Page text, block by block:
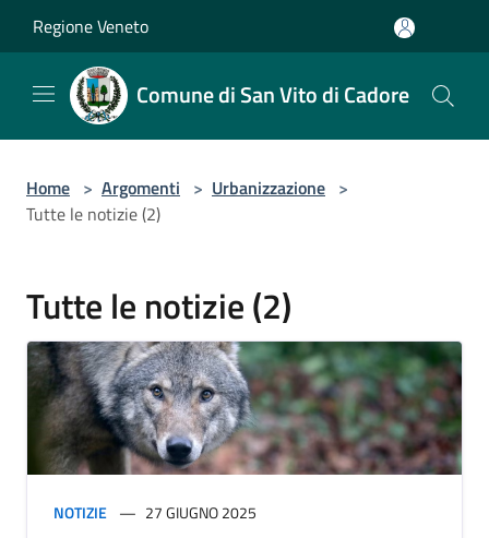
Regione Veneto
Comune di San Vito di Cadore
Home > Argomenti > Urbanizzazione >
Tutte le notizie (2)
Tutte le notizie (2)
NOTIZIE 27 GIUGNO 2025